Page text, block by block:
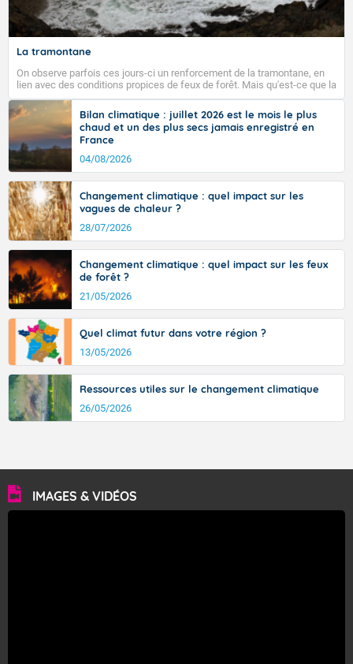
La tramontane
On observe parfois ces jours-ci un renforcement de la tramontane, en
lien avec des conditions propices de feux de forêt. Mais qu'est-ce que la
tramontane ? Quelles sont ses caractéristiques ? La tramontane est un
vent turbulent soufflant de secteur nord-ouest à nord, ou ouest à nord-
ouest, dans un secteur qui part du Roussillon à la vallée de l’Aude et à
l’ouest de l’Hérault. L’étymologie de ce vent vient du latin trasmontanus,
signifiant au-delà des monts, en allusion aux régions montagneuses
d’où provient ce vent.
Bilan climatique : juillet 2026 est le mois le plus
chaud et un des plus secs jamais enregistré en
France
04/08/2026
Changement climatique : quel impact sur les
vagues de chaleur ?
28/07/2026
Changement climatique : quel impact sur les feux
de forêt ?
21/05/2026
Quel climat futur dans votre région ?
13/05/2026
Ressources utiles sur le changement climatique
26/05/2026
IMAGES & VIDÉOS